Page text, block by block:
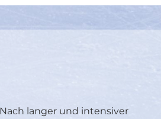
langer und intensiver